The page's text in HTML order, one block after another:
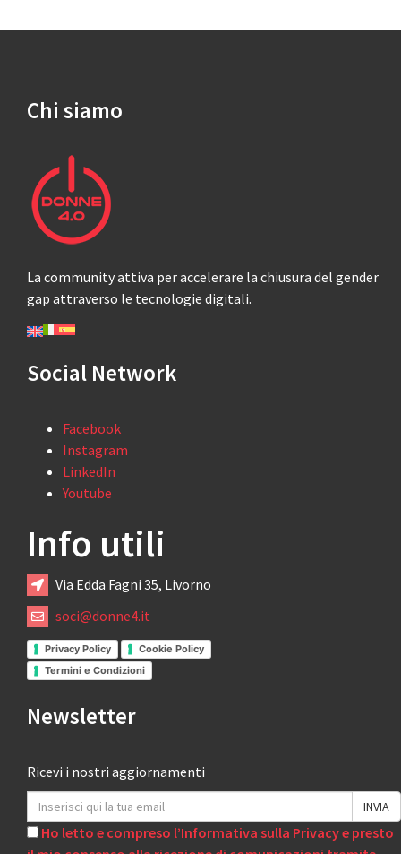
Chi siamo
La community attiva per accelerare la chiusura del gender
gap attraverso le tecnologie digitali.
Social Network
Facebook
Instagram
LinkedIn
Youtube
Info utili
Via Edda Fagni 35, Livorno
soci@donne4.it
Privacy Policy
Cookie Policy
Termini e Condizioni
Newsletter
Ricevi i nostri aggiornamenti
Ho letto e compreso l’Informativa sulla Privacy e presto